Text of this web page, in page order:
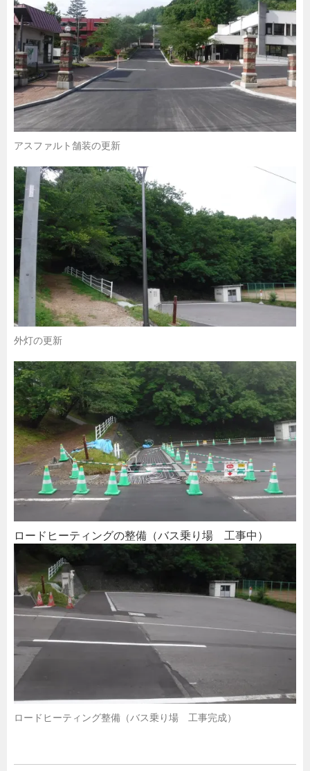
アスファルト舗装の更新
外灯の更新
ロードヒーティングの整備（バス乗り場 工事中）
ロードヒーティング整備（バス乗り場 工事完成）